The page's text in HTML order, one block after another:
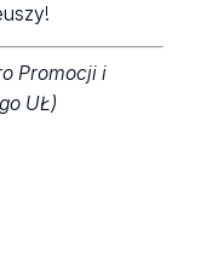
Promocji i
UŁ)